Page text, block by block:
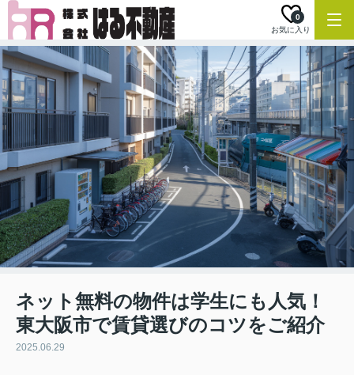
お気に入り
0
ネット無料の物件は学生にも人気！
東大阪市で賃貸選びのコツをご紹介
2025.06.29